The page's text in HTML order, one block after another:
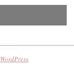
WordPress.